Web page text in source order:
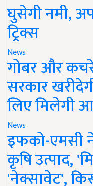
घुसेगी नमी,
ट्रिक्स
News
गोबर और
सरकार
लिए मिलेगी
News
इफको-एमसी
कृषि उत्पाद,
'नेक्सावेट',